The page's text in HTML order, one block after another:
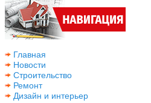
Главная
Новости
Строительство
Ремонт
Дизайн и интерьер